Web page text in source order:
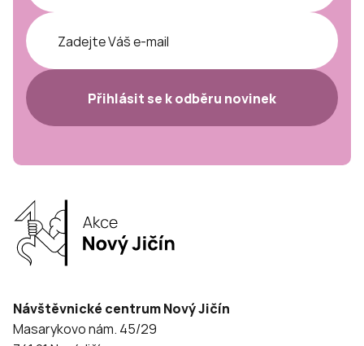
Přihlásit se k odběru novinek
Návštěvnické centrum Nový Jičín
Masarykovo nám. 45/29